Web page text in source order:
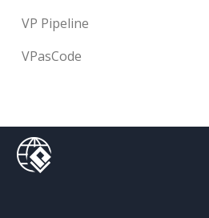
VP Pipeline
VPasCode